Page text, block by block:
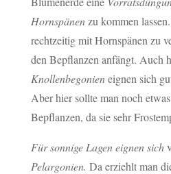
Hornspänenzu kommen
rechtzeitig mit Hornspänen zu
den Bepflanzen anfängt. Auch
Knollenbegonieneignen sich
Aber hier sollte man noch
Bepflanzen, da sie sehr
Für sonnige Lagen eignen sich
Pelargonien. Da erziehlt man